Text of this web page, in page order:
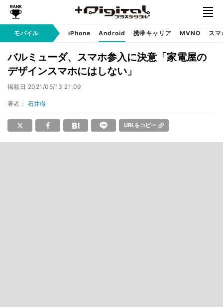
モバイル iPhone Android 携帯キャリア MVNO ス
バルミューダ、スマホ参入に決意「家電屋の
デザインスマホにはしない」
掲載日 2021/05/13 21:09
著者： 石井徹
URLをコピー